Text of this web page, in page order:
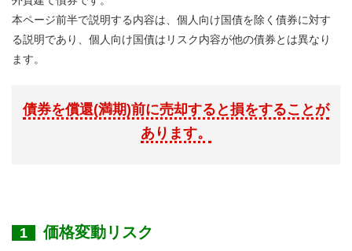
本ページ前半で説明する内容は、個人向け国債を除く債券に対す
る説明であり、個人向け国債はリスク内容が他の債券とは異なり
ます。
債券を償還(満期)前に売却すると損をすることが
あります。
1 価格変動リスク